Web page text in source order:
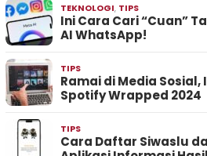
TEKNOLOGI, TIPS
Ini Cara Cari “Cuan”
AI WhatsApp!
TIPS
Ramai di Media Sosial,
Spotify Wrapped 2024
TIPS
Cara Daftar Siwaslu